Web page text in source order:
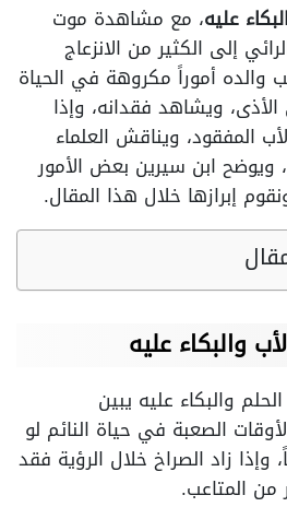
عليه، مع مشاهدة موت
إلى الكثير من الانزعاج
والده أموراً مكروهة في الحياة
ويشاهد فقدانه، وإذا
المفقود، ويناقش العلماء
ويوضح ابن سيرين بعض الأمور
إبرازها خلال هذا المقال.
والبكاء عليه
والبكاء عليه يبين
الصعبة في حياة النائم لو
وإذا زاد الصراخ خلال الرؤية فقد
من المتاعب.